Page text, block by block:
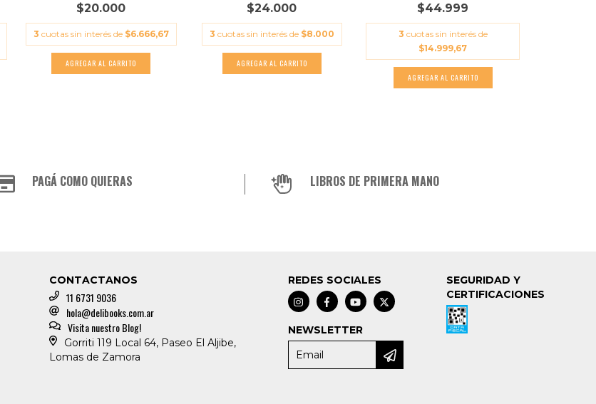
$20.000
3 cuotas sin interés de $6.666,67
$24.000
3 cuotas sin interés de $8.000
$44.999
3 cuotas sin interés de
$14.999,67
PAGÁ COMO QUIERAS LIBROS DE PRIMERA MANO
CONTACTANOS
11 6731 9036
hola@delibooks.com.ar
Visita nuestro Blog!
Gorriti 119 Local 64, Paseo El Aljibe,
Lomas de Zamora
REDES SOCIALES
NEWSLETTER
SEGURIDAD Y
CERTIFICACIONES